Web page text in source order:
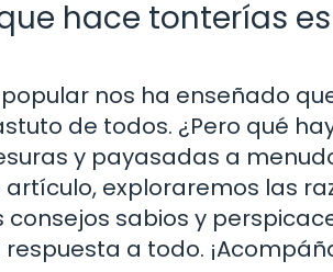
hace tonterías
nos ha enseñado
de todos. ¿Pero qué
y payasadas a
exploraremos las
sabios y
a todo.